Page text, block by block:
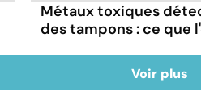
Métaux toxiques
des tampons : ce que
Voir plus